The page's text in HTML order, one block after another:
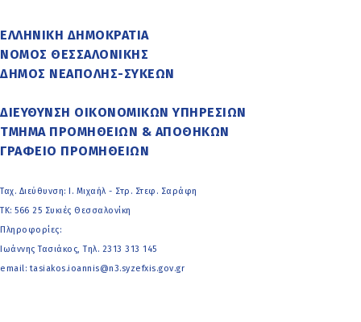
ΕΛΛΗΝΙΚΗ ΔΗΜΟΚΡΑΤΙΑ
ΝΟΜΟΣ ΘΕΣΣΑΛΟΝΙΚΗΣ
ΔΗΜΟΣ ΝΕΑΠΟΛΗΣ-ΣΥΚΕΩΝ
ΔΙΕΥΘΥΝΣΗ ΟΙΚΟΝΟΜΙΚΩΝ ΥΠΗΡΕΣΙΩΝ
ΤΜΗΜΑ ΠΡΟΜΗΘΕΙΩΝ & ΑΠΟΘΗΚΩΝ
ΓΡΑΦΕΙΟ ΠΡΟΜΗΘΕΙΩΝ
Ταχ. Διεύθυνση: Ι. Μιχαήλ - Στρ. Στεφ. Σαράφη
ΤΚ: 566 25 Συκιές Θεσσαλονίκη
Πληροφορίες:
Ιωάννης Τασιάκος, Τηλ. 2313 313 145
email: tasiakos.ioannis@n3.syzefxis.gov.gr